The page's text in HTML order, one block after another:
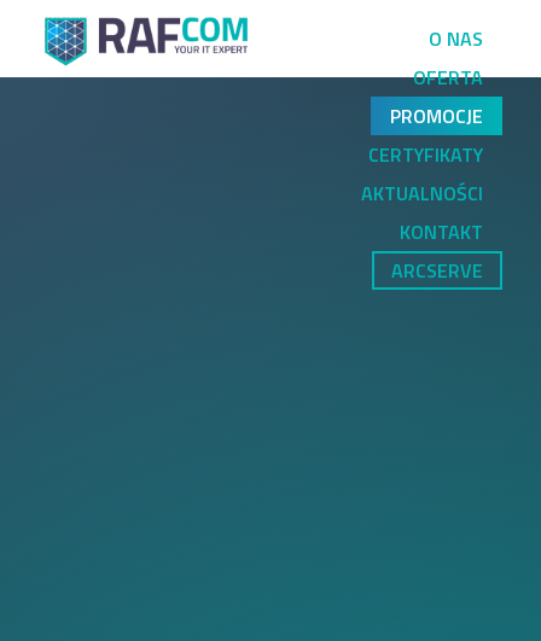
O NAS
OFERTA
PROMOCJE
CERTYFIKATY
AKTUALNOŚCI
KONTAKT
ARCSERVE